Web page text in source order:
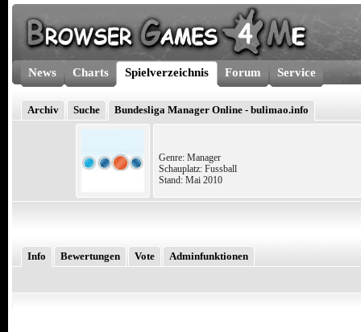
News Charts Spielverzeichnis Forum Service
Archiv Suche Bundesliga Manager Online - bulimao.info
Genre: Manager
Schauplatz: Fussball
Stand: Mai 2010
Info Bewertungen Vote Adminfunktionen